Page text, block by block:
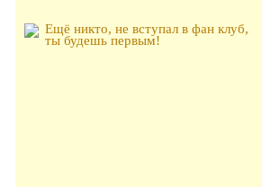
Ещё никто, не вступал в фан клуб,
ты будешь первым!